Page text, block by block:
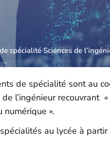
spécialité Sciences de
de spécialité sont au
l’ingénieur
numérique ».
au lycée à